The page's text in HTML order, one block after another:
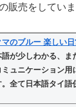
販売をしてい
マのブルー 楽しい
語が少しわかる、ま
ミュニケーション用
。全て日本語タイ語